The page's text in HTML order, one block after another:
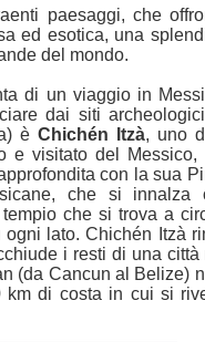
paesaggi, che
ed esotica, una
del mondo.
di un viaggio in
dai siti
è Chichén Itzà, uno
e visitato del
con la sua
che si innalza
che si trova a
lato. Chichén Itzà
i resti di una città
(da Cancun al Belize)
di costa in cui si